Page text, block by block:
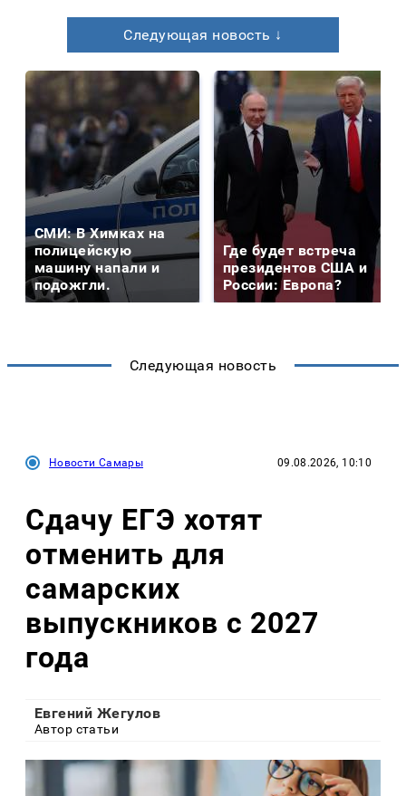
Следующая новость ↓
СМИ: В Химках на
полицейскую
машину напали и
подожгли.
Где будет встреча
президентов США и
России: Европа?
Следующая новость
Новости Самары 09.08.2026, 10:10
Сдачу ЕГЭ хотят
отменить для
самарских
выпускников с 2027
года
Евгений Жегулов
Автор статьи